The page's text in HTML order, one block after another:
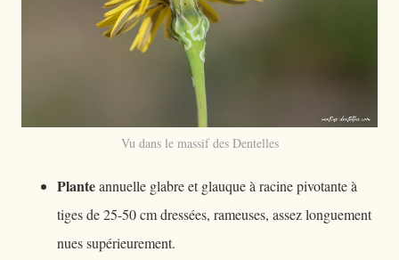
Vu dans le massif des Dentelles
Planteannuelle glabre et glauque à racine pivotante à
tiges de 25-50 cm dressées, rameuses, assez longuement
nues supérieurement.